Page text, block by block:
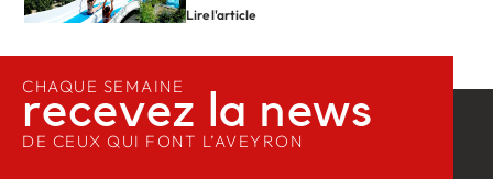
Lire l'article
CHAQUE SEMAINE
recevez la news​
DE CEUX QUI FONT L’AVEYRON